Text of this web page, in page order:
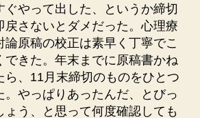
ぐやって出した、というか締切
戻さないとダメだった。心理療
原稿の校正は素早く丁寧でこ
できた。年末までに原稿書かね
ら、11月末締切のものをひとつ
。やっぱりあったんだ、とびっ
ょう、と思って何度確認しても